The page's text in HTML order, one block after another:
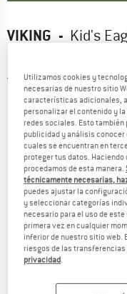
VIKING - Kid's
5,0(2)
Utilizamos cookies y
necesarias de nuestro sitio
características adicionales,
personalizar el contenido y
redes sociales. Esto
publicidad y análisis conocer
cuales se encuentran en
proteger tus datos. Haciendo
procedamos de esta manera.
técnicamente necesarias,
puedes ajustar la
y seleccionar categorías
necesario para el uso de
primera vez en cualquier
inferior de nuestro sitio web.
riesgos de las
privacidad.